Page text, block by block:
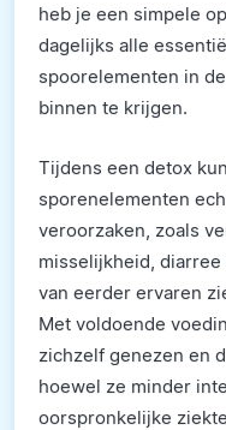
heb je een simpele
dagelijks alle
spoorelementen in
binnen te krijgen.
Tijdens een detox
sporenelementen
veroorzaken, zoals
misselijkheid,
van eerder ervaren
Met voldoende
zichzelf genezen en
hoewel ze minder
oorspronkelijke